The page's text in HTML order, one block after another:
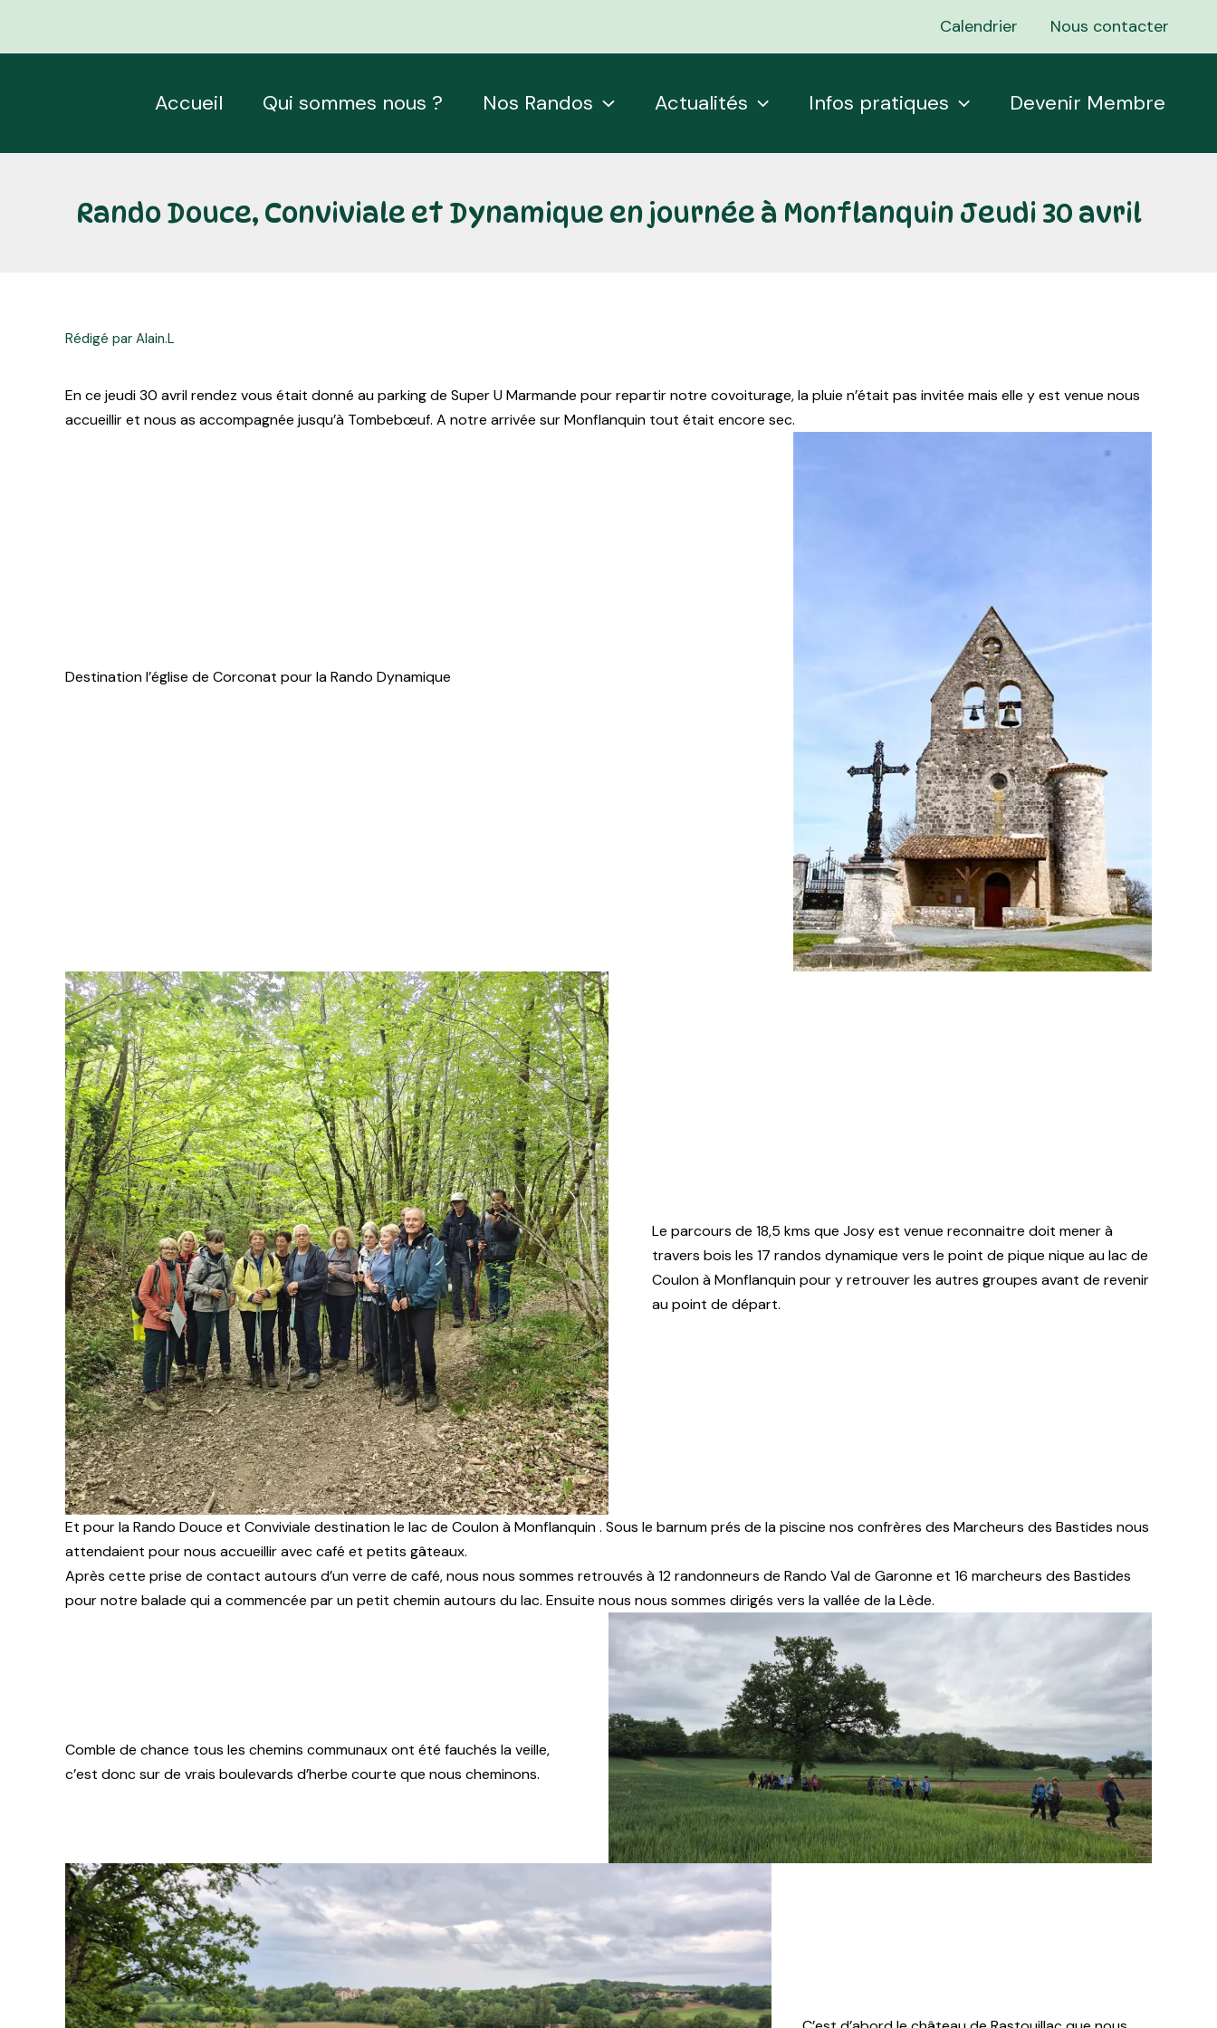
Calendrier Nous contacter
Accueil Qui sommes nous ? Nos Randos Actualités Infos pratiques Devenir Membre
Rando Douce, Conviviale et Dynamique en journée à Monflanquin Jeudi 30 avril
Rédigé par Alain.L
En ce jeudi 30 avril rendez vous était donné au parking de Super U Marmande pour repartir notre covoiturage, la pluie n’était pas invitée mais elle y est venue nous
accueillir et nous as accompagnée jusqu’à Tombebœuf. A notre arrivée sur Monflanquin tout était encore sec.
Destination l’église de Corconat pour la Rando Dynamique
Le parcours de 18,5 kms que Josy est venue reconnaitre doit mener à
travers bois les 17 randos dynamique vers le point de pique nique au lac de
Coulon à Monflanquin pour y retrouver les autres groupes avant de revenir
au point de départ.
Et pour la Rando Douce et Conviviale destination le lac de Coulon à Monflanquin . Sous le barnum prés de la piscine nos confrères des Marcheurs des Bastides nous
attendaient pour nous accueillir avec café et petits gâteaux.
Après cette prise de contact autours d’un verre de café, nous nous sommes retrouvés à 12 randonneurs de Rando Val de Garonne et 16 marcheurs des Bastides
pour notre balade qui a commencée par un petit chemin autours du lac. Ensuite nous nous sommes dirigés vers la vallée de la Lède.
Comble de chance tous les chemins communaux ont été fauchés la veille,
c’est donc sur de vrais boulevards d’herbe courte que nous cheminons.